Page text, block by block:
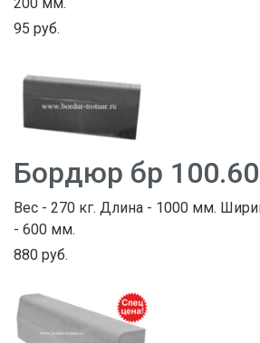
95 руб.
Бордюр бр
Вес - 270 кг. Длина - 1000 мм.
- 600 мм.
880 руб.